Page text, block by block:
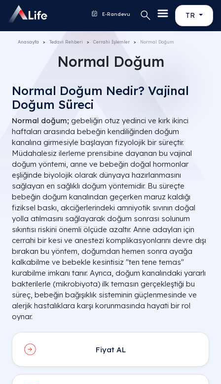
TR
E-Randevu
Anasayfa Tedavi Rehberi Cerrahi İşlemler Normal Doğum
Normal Doğum
Normal Doğum Nedir? Vajinal
Doğum Süreci
Normal doğum; gebeliğin otuz yedinci ve kırk ikinci
haftaları arasında bebeğin kendiliğinden doğum
kanalına girmesiyle başlayan fizyolojik bir süreçtir.
Müdahalesiz ilerleme prensibine dayanan bu vajinal
doğum yöntemi, anne ve bebeğin doğal hormonlar
eşliğinde biyolojik olarak dünyaya hazırlanmasını
sağlayan en sağlıklı doğum yöntemidir. Bu süreçte
bebeğin doğum kanalından geçerken maruz kaldığı
fiziksel baskı, akciğerlerindeki amniyotik sıvının doğal
yolla atılmasını sağlayarak doğum sonrası solunum
sıkıntısı riskini önemli ölçüde azaltır. Anne adayları için
cerrahi bir kesi ve anestezi komplikasyonlarını devre dışı
bırakan bu yöntem, doğumdan hemen sonra ayağa
kalkabilme ve bebekle kesintisiz "ten tene temas"
kurabilme imkanı tanır. Ayrıca, doğum kanalındaki yararlı
bakterilerle (mikrobiyota) ilk temasın gerçekleştiği bu
süreç, bebeğin bağışıklık sisteminin güçlenmesinde ve
alerjik hastalıklara karşı korunmasında hayati bir rol
oynar.
Fiyat AL